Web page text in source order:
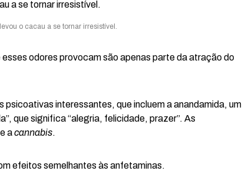
o cacau a se tornar irresistível.
odores provocam são apenas parte da atração do
interessantes, que incluem a anandamida, um
que significa “alegria, felicidade, prazer”. As
acannabis.
efeitos semelhantes às anfetaminas.